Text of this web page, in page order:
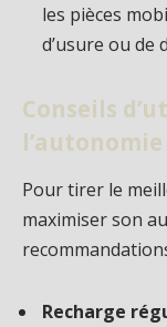
les pièces
d’usure ou de
Conseils
l’autonomie
Pour tirer le
maximiser son
Recharge